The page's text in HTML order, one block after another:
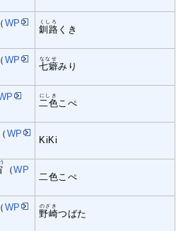
（ WP
釧路
くしろ
くき
（ WP
七癖
ななせ
みり
二色
にしき
こぺ
（ WP
KiKi
（WP
二色こぺ
（ WP
野崎
のざき
つばた